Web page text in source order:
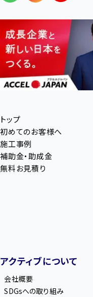
トップ
初めてのお客様へ
施工事例
補助金・助成金
無料お見積り
アクティブについて
会社概要
SDGsへの取り組み